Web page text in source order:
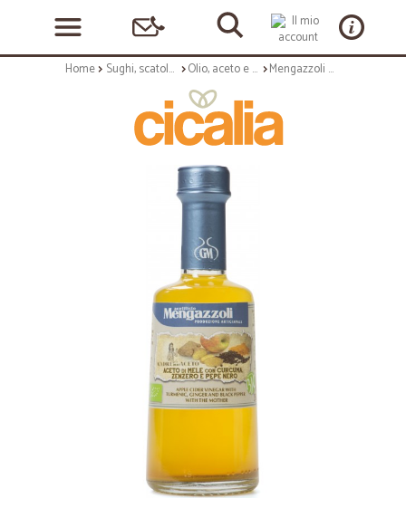
Home Sughi, scatolame e condimenti Olio, aceto e sale Mengazzoli madre acetdi mele bio curcuma, pepe nero e zenzero ml.250-pep-